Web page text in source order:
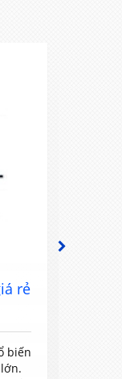
rẻ
biến
NEXT